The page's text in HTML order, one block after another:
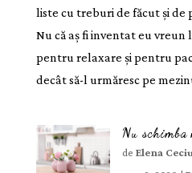
liste cu treburi de făcut și de
Nu că aș fi inventat eu
pentru relaxare și pentru
decât să-l urmăresc pe
Nu
deElena